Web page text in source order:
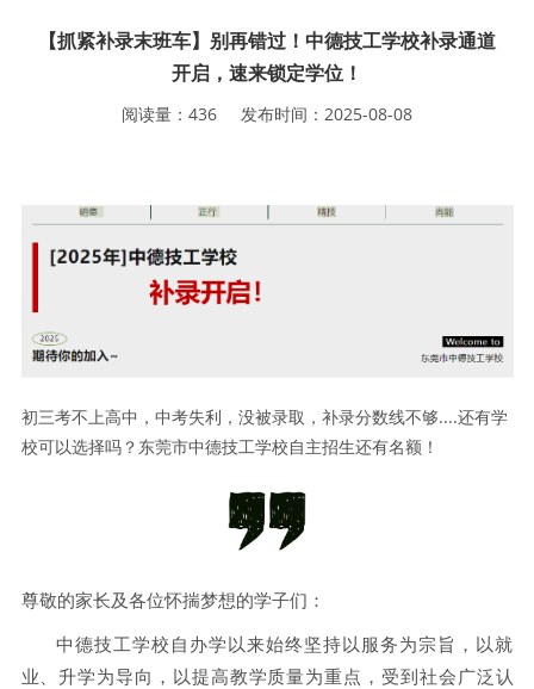
【抓紧补录末班车】别再错过！中德技工学校补录通道
开启，速来锁定学位！
阅读量： 436 发布时间： 2025-08-08
初三考不上高中，中考失利，没被录取，补录分数线不够....还有学
校可以选择吗？东莞市中德技工学校自主招生还有名额！
尊敬的家长及各位怀揣梦想的学子们：
中德技工学校自办学以来始终坚持以服务为宗旨，以就
业、升学为导向，以提高教学质量为重点，受到社会广泛认